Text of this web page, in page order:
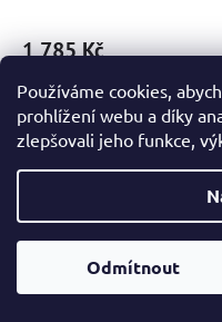
Používáme cookies,
prohlížení webu a díky
zlepšovali jeho funkce,
Odmítnout
1 785 Kč
Dámské padelové boty
navrženy speciálně pro
pohodlí i při intenzivní hře.
106